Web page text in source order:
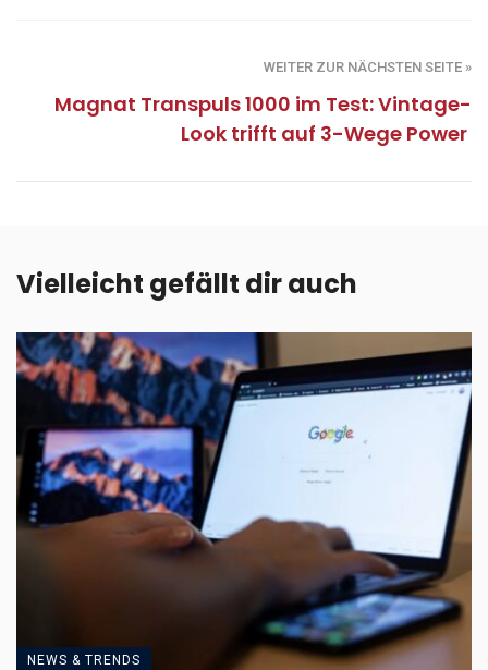
WEITER ZUR NÄCHSTEN SEITE »
Magnat Transpuls 1000 im Test: Vintage-
Look trifft auf 3-Wege Power
Vielleicht gefällt dir auch
NEWS & TRENDS